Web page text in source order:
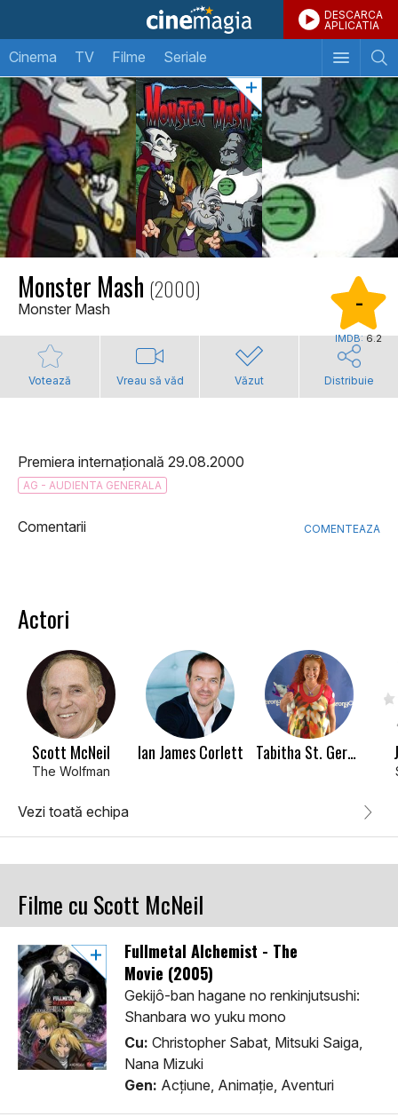
DESCARCA
APLICATIA
Cinema TV Filme Seriale
Monster Mash (2000)
Monster Mash -
IMDB:6.2
Votează Vreau să văd Văzut Distribuie
Premiera internațională 29.08.2000
AG - AUDIENTA GENERALA
Comentarii COMENTEAZA
Actori
Scott McNeil
The Wolfman
Ian James Corlett Tabitha St. Germain
Vezi toată echipa
Filme cu Scott McNeil
Fullmetal Alchemist - The
Movie (2005)
Gekijô-ban hagane no renkinjutsushi:
Shanbara wo yuku mono
Cu: Christopher Sabat, Mitsuki Saiga,
Nana Mizuki
Gen: Acţiune, Animaţie, Aventuri